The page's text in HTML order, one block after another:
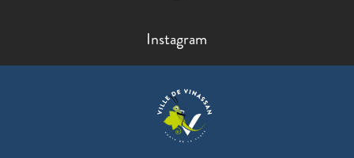
Instagram